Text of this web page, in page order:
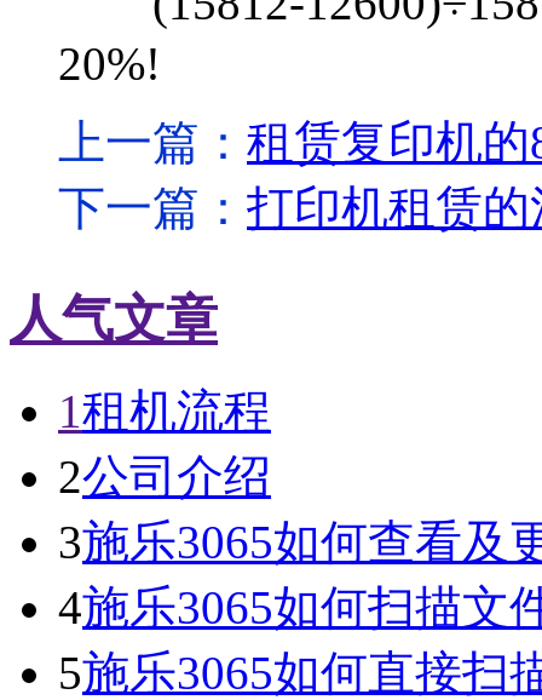
20%!
上一篇： 租赁复印机的
下一篇： 打印机租赁
人气文章
1租机流程
2公司介绍
3施乐3065如何查看及
4施乐3065如何扫描文
5施乐3065如何直接扫